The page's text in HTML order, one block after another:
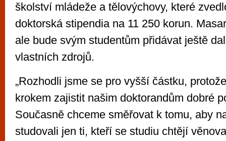
školství mládeže a tělovýchovy, které
doktorská stipendia na 11 250 korun.
ale bude svým studentům přidávat ještě
vlastních zdrojů.
„Rozhodli jsme se pro vyšší částku,
krokem zajistit našim doktorandům dobré
Současně chceme směřovat k tomu, aby
studovali jen ti, kteří se studiu chtějí